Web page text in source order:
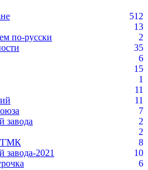
512
13
по-русски
2
35
6
15
1
11
11
7
завода
2
2
8
завода-2021
10
6